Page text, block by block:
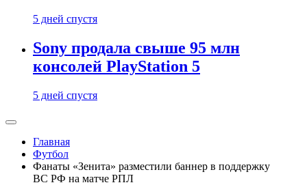
5 дней спустя
Sony продала свыше 95 млн
консолей PlayStation 5
5 дней спустя
Главная
Футбол
Фанаты «Зенита» разместили баннер в поддержку
ВС РФ на матче РПЛ